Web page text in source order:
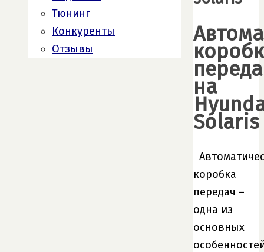
на
Solaris
коробка
передач –
одна из
основных
Тюнинг
Конкуренты
Отзывы